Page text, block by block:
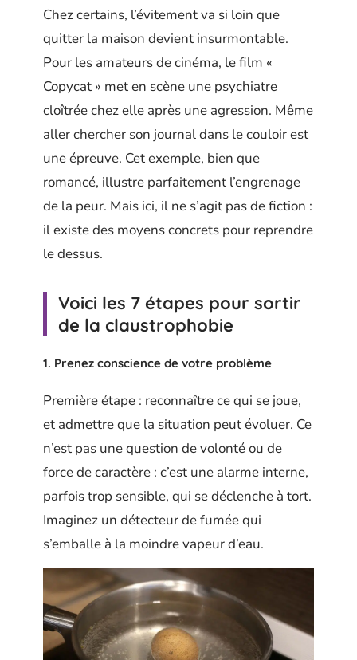
Chez certains, l’évitement va si loin que
quitter la maison devient insurmontable.
Pour les amateurs de cinéma, le film «
Copycat » met en scène une psychiatre
cloîtrée chez elle après une agression. Même
aller chercher son journal dans le couloir est
une épreuve. Cet exemple, bien que
romancé, illustre parfaitement l’engrenage
de la peur. Mais ici, il ne s’agit pas de fiction :
il existe des moyens concrets pour reprendre
le dessus.
Voici les 7 étapes pour sortir
de la claustrophobie
1. Prenez conscience de votre problème
Première étape : reconnaître ce qui se joue,
et admettre que la situation peut évoluer. Ce
n’est pas une question de volonté ou de
force de caractère : c’est une alarme interne,
parfois trop sensible, qui se déclenche à tort.
Imaginez un détecteur de fumée qui
s’emballe à la moindre vapeur d’eau.